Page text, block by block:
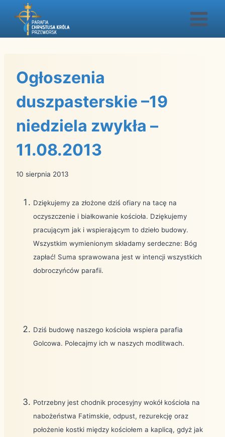
Przejdź
Ogłoszenia
duszpasterskie –19
niedziela zwykła –
11.08.2013
10 sierpnia 2013
Dziękujemy za złożone dziś ofiary na tacę na
oczyszczenie i białkowanie kościoła. Dziękujemy
pracującym jak i wspierającym to dzieło budowy.
Wszystkim wymienionym składamy serdeczne: Bóg
zapłać! Suma sprawowana jest w intencji wszystkich
dobroczyńców parafii.
Dziś budowę naszego kościoła wspiera parafia
Golcowa. Polecajmy ich w naszych modlitwach.
Potrzebny jest chodnik procesyjny wokół kościoła na
nabożeństwa Fatimskie, odpust, rezurekcję oraz
położenie kostki między kościołem a kaplicą, gdyż jak